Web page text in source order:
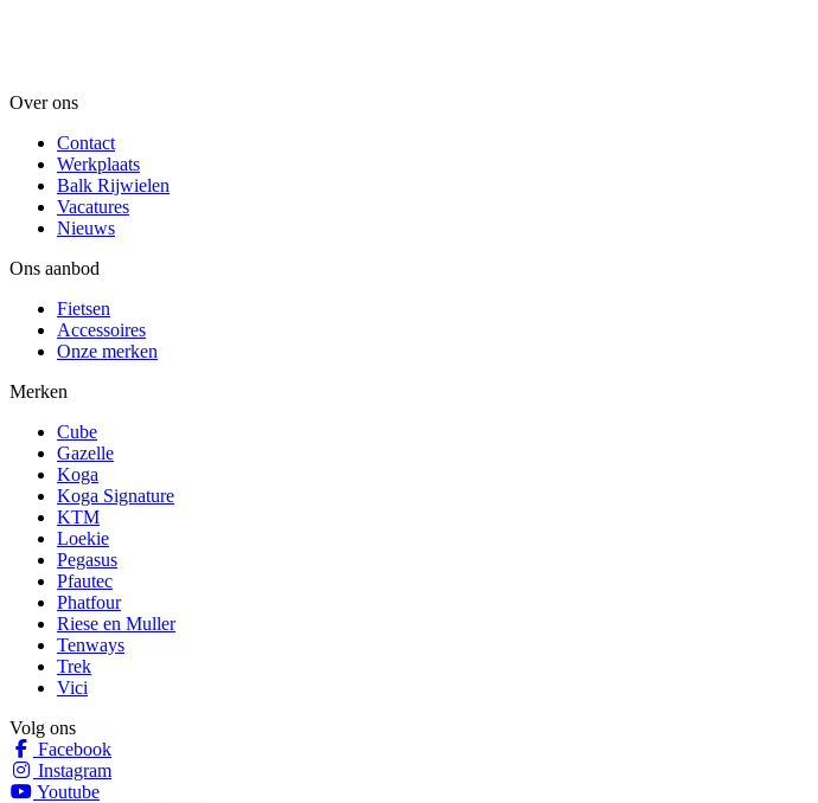
Over ons
Contact
Werkplaats
Balk Rijwielen
Vacatures
Nieuws
Ons aanbod
Fietsen
Accessoires
Onze merken
Merken
Cube
Gazelle
Koga
Koga Signature
KTM
Loekie
Pegasus
Pfautec
Phatfour
Riese en Muller
Tenways
Trek
Vici
Volg ons
Facebook
Instagram
Youtube